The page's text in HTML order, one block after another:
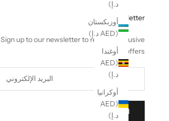
د.إ)
أوزبكستان
(AED د.إ)
أوغندا
(AED
د.إ)
أوكرانيا
(AED
د.إ)
Newsletter
Sign up to our newsletter to receive exclusive
offers.
اشتراك